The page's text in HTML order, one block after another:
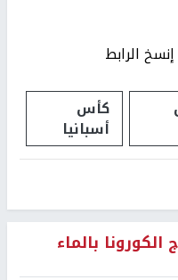
إنسخ الرابط
كأس
أسبانيا
بالماء